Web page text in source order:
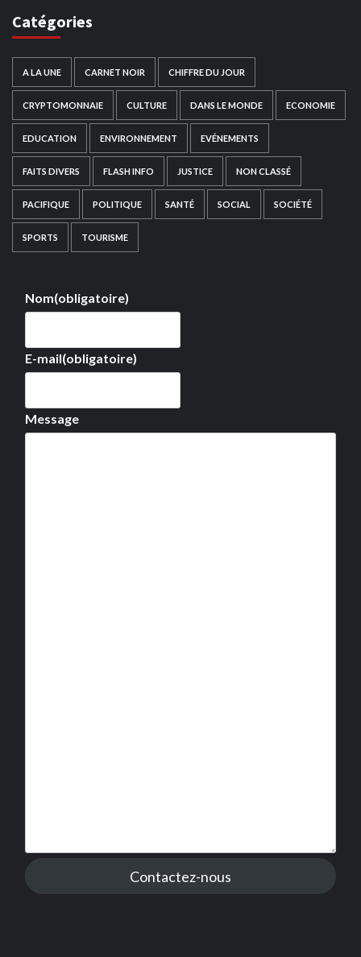
Catégories
A LA UNE CARNET NOIR CHIFFRE DU JOUR
CRYPTOMONNAIE CULTURE DANS LE MONDE ECONOMIE
EDUCATION ENVIRONNEMENT EVÉNEMENTS
FAITS DIVERS FLASH INFO JUSTICE NON CLASSÉ
PACIFIQUE POLITIQUE SANTÉ SOCIAL SOCIÉTÉ
SPORTS TOURISME
Nom(obligatoire)
E-mail(obligatoire)
Message
Contactez-nous